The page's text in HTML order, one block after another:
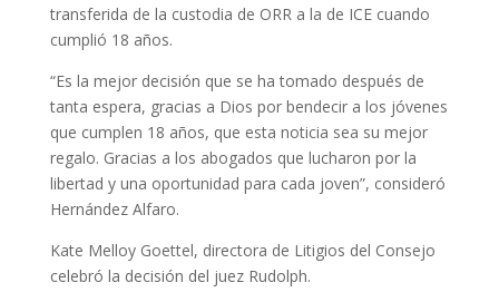
transferida de la custodia de ORR a la de ICE cuando
cumplió 18 años.
“Es la mejor decisión que se ha tomado después de
tanta espera, gracias a Dios por bendecir a los jóvenes
que cumplen 18 años, que esta noticia sea su mejor
regalo. Gracias a los abogados que lucharon por la
libertad y una oportunidad para cada joven”, consideró
Hernández Alfaro.
Kate Melloy Goettel, directora de Litigios del Consejo
celebró la decisión del juez Rudolph.